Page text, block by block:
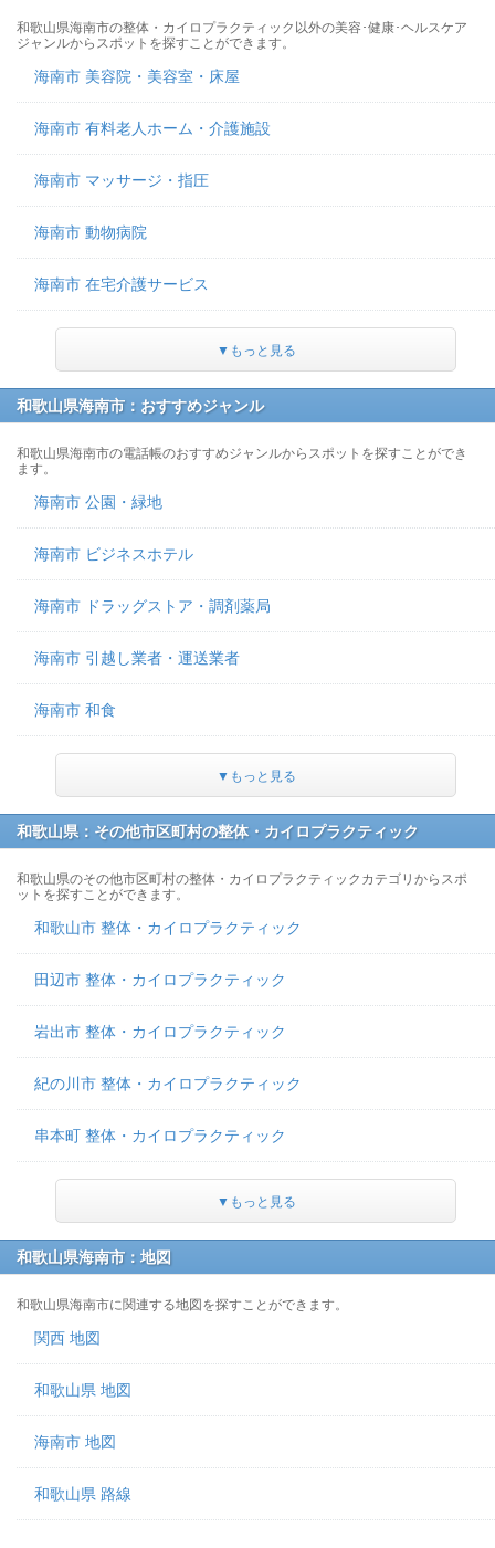
和歌山県海南市の整体・カイロプラクティック以外の美容･健康･ヘルスケア
ジャンルからスポットを探すことができます。
海南市 美容院・美容室・床屋
海南市 有料老人ホーム・介護施設
海南市 マッサージ・指圧
海南市 動物病院
海南市 在宅介護サービス
▼もっと見る
和歌山県海南市：おすすめジャンル
和歌山県海南市の電話帳のおすすめジャンルからスポットを探すことができ
ます。
海南市 公園・緑地
海南市 ビジネスホテル
海南市 ドラッグストア・調剤薬局
海南市 引越し業者・運送業者
海南市 和食
▼もっと見る
和歌山県：その他市区町村の整体・カイロプラクティック
和歌山県のその他市区町村の整体・カイロプラクティックカテゴリからスポ
ットを探すことができます。
和歌山市 整体・カイロプラクティック
田辺市 整体・カイロプラクティック
岩出市 整体・カイロプラクティック
紀の川市 整体・カイロプラクティック
串本町 整体・カイロプラクティック
▼もっと見る
和歌山県海南市：地図
和歌山県海南市に関連する地図を探すことができます。
関西 地図
和歌山県 地図
海南市 地図
和歌山県 路線